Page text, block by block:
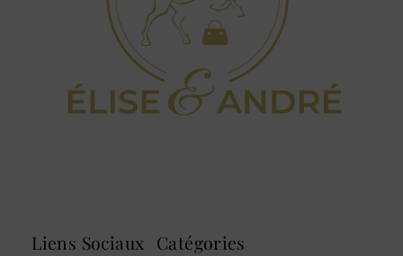
Liens Sociaux
Catégories